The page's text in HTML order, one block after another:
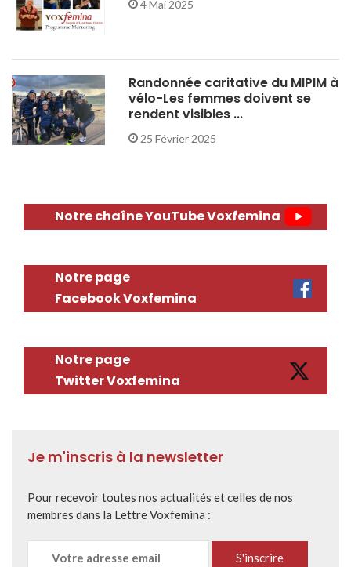
4 Mai 2025
Randonnée caritative du MIPIM à
vélo-Les femmes doivent se
rendent visibles ...
25 Février 2025
Notre chaîne YouTube Voxfemina
Notre page
Facebook Voxfemina
Notre page
Twitter Voxfemina
Je m'inscris à la newsletter
Pour recevoir toutes nos actualités et celles de nos
membres dans la Lettre Voxfemina :